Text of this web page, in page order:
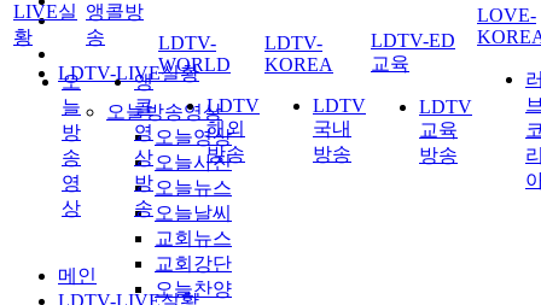
LDTV-LIVE실황
오늘방송영상
오늘영상
오늘사진
오늘뉴스
오늘날씨
교회뉴스
교회강단
오늘찬양
LIVE실
황
오
늘
방
송
영
상
앵콜방
송
앵
콜
영
상
방
송
LDTV-
WORLD
LDTV
해외
방송
LDTV-
KOREA
LDTV
국내
방송
LDTV-ED
교육
LDTV
교육
방송
LOVE-
메인
LDTV-LIVE실황